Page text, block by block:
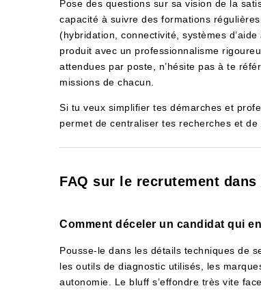
Pose des questions sur sa vision de la
capacité à suivre des formations
(hybridation, connectivité, systèmes
produit avec un professionnalisme
attendues par poste, n’hésite pas à te
missions de chacun.
Si tu veux simplifier tes démarches et
permet de centraliser tes recherches et
FAQ sur le recrutement
Comment déceler un candidat qui
Pousse-le dans les détails techniques de
les outils de diagnostic utilisés, les
autonomie. Le bluff s’effondre très vite